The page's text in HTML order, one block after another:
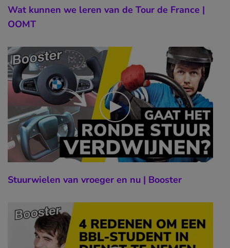
Wat kunnen we leren van de Tour de France |
OOMT
Stuurwielen van vroeger en nu | Booster